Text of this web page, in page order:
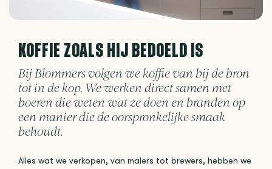
KOFFIE ZOALS HIJ BEDOELD IS
Bij Blommers volgen we koffie van bij de bron
tot in de kop. We werken direct samen met
boeren die weten wat ze doen en branden op
een manier die de oorspronkelijke smaak
behoudt.
Alles wat we verkopen, van malers tot brewers, hebben we